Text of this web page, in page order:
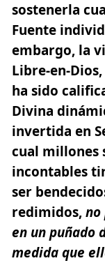
sostenerla
Fuente
embargo, la
Libre-en-Dios
ha sido
Divina
invertida en
cual millones
incontables
ser
redimidos,no
en un puñado
medida que